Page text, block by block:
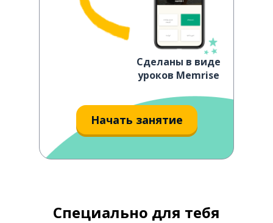
Сделаны в виде
уроков Memrise
Начать занятие
Специально для тебя